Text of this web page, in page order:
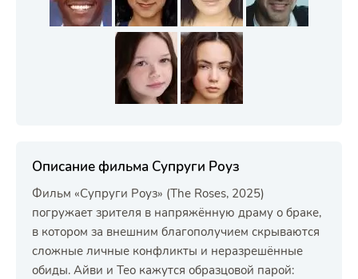
Описание фильма Супруги Роуз
Фильм «Супруги Роуз» (The Roses, 2025)
погружает зрителя в напряжённую драму о браке,
в котором за внешним благополучием скрываются
сложные личные конфликты и неразрешённые
обиды. Айви и Тео кажутся образцовой парой: